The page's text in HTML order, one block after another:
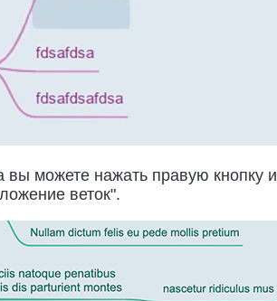
вы можете нажать правую кнопку и
веток".